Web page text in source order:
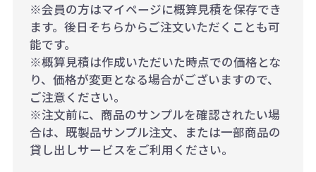
※会員の方はマイページに概算見積を保存でき
ます。後日そちらからご注文いただくことも可
能です。
※概算見積は作成いただいた時点での価格とな
り、価格が変更となる場合がございますので、
ご注意ください。
※注文前に、商品のサンプルを確認されたい場
合は、既製品サンプル注文、または一部商品の
貸し出しサービスをご利用ください。